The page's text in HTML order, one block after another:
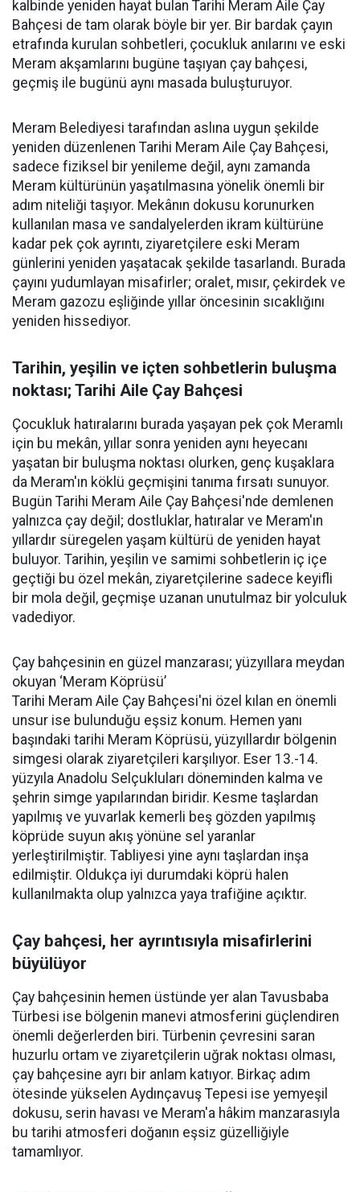
kalbinde yeniden hayat bulan Tarihi Meram Aile Çay
Bahçesi de tam olarak böyle bir yer. Bir bardak çayın
etrafında kurulan sohbetleri, çocukluk anılarını ve eski
Meram akşamlarını bugüne taşıyan çay bahçesi,
geçmiş ile bugünü aynı masada buluşturuyor.
Meram Belediyesi tarafından aslına uygun şekilde
yeniden düzenlenen Tarihi Meram Aile Çay Bahçesi,
sadece fiziksel bir yenileme değil, aynı zamanda
Meram kültürünün yaşatılmasına yönelik önemli bir
adım niteliği taşıyor. Mekânın dokusu korunurken
kullanılan masa ve sandalyelerden ikram kültürüne
kadar pek çok ayrıntı, ziyaretçilere eski Meram
günlerini yeniden yaşatacak şekilde tasarlandı. Burada
çayını yudumlayan misafirler; oralet, mısır, çekirdek ve
Meram gazozu eşliğinde yıllar öncesinin sıcaklığını
yeniden hissediyor.
Tarihin, yeşilin ve içten sohbetlerin buluşma
noktası; Tarihi Aile Çay Bahçesi
Çocukluk hatıralarını burada yaşayan pek çok Meramlı
için bu mekân, yıllar sonra yeniden aynı heyecanı
yaşatan bir buluşma noktası olurken, genç kuşaklara
da Meram'ın köklü geçmişini tanıma fırsatı sunuyor.
Bugün Tarihi Meram Aile Çay Bahçesi'nde demlenen
yalnızca çay değil; dostluklar, hatıralar ve Meram'ın
yıllardır süregelen yaşam kültürü de yeniden hayat
buluyor. Tarihin, yeşilin ve samimi sohbetlerin iç içe
geçtiği bu özel mekân, ziyaretçilerine sadece keyifli
bir mola değil, geçmişe uzanan unutulmaz bir yolculuk
vadediyor.
Çay bahçesinin en güzel manzarası; yüzyıllara meydan
okuyan ‘Meram Köprüsü’
Tarihi Meram Aile Çay Bahçesi'ni özel kılan en önemli
unsur ise bulunduğu eşsiz konum. Hemen yanı
başındaki tarihi Meram Köprüsü, yüzyıllardır bölgenin
simgesi olarak ziyaretçileri karşılıyor. Eser 13.-14.
yüzyıla Anadolu Selçukluları döneminden kalma ve
şehrin simge yapılarından biridir. Kesme taşlardan
yapılmış ve yuvarlak kemerli beş gözden yapılmış
köprüde suyun akış yönüne sel yaranlar
yerleştirilmiştir. Tabliyesi yine aynı taşlardan inşa
edilmiştir. Oldukça iyi durumdaki köprü halen
kullanılmakta olup yalnızca yaya trafiğine açıktır.
Çay bahçesi, her ayrıntısıyla misafirlerini
büyülüyor
Çay bahçesinin hemen üstünde yer alan Tavusbaba
Türbesi ise bölgenin manevi atmosferini güçlendiren
önemli değerlerden biri. Türbenin çevresini saran
huzurlu ortam ve ziyaretçilerin uğrak noktası olması,
çay bahçesine ayrı bir anlam katıyor. Birkaç adım
ötesinde yükselen Aydınçavuş Tepesi ise yemyeşil
dokusu, serin havası ve Meram'a hâkim manzarasıyla
bu tarihi atmosferi doğanın eşsiz güzelliğiyle
tamamlıyor.